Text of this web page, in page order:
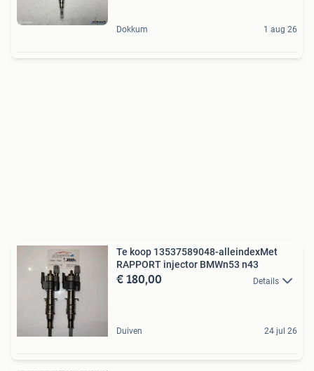
Dokkum 1 aug 26
Te koop 13537589048-alleindexMet
RAPPORT injector BMWn53 n43
€ 180,00 Details
Duiven 24 jul 26